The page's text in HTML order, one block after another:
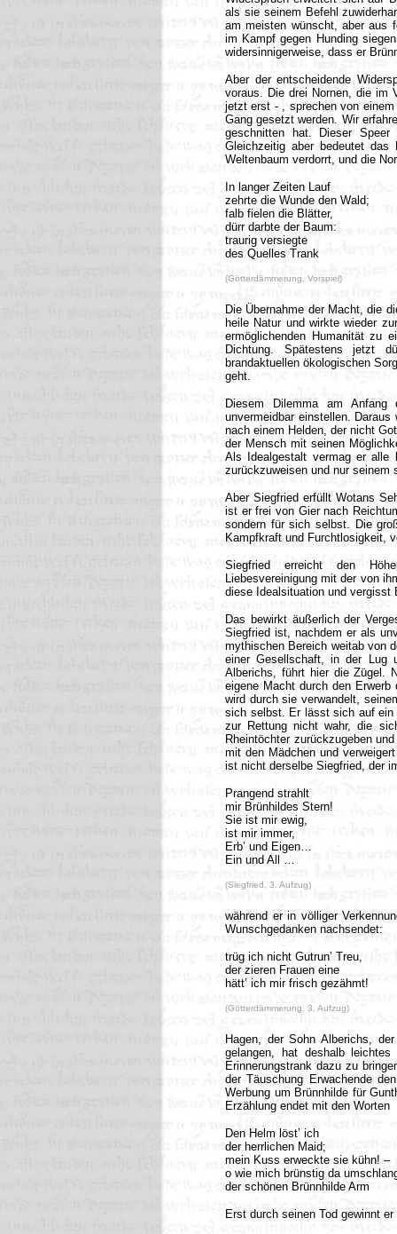
als sie seinem Befehl
am meisten wünscht, aber aus
im Kampf gegen Hunding
widersinnigerweise, dass er
Aber der entscheidende
voraus. Die drei Nornen, die im
jetzt erst - , sprechen von
Gang gesetzt werden. Wir
geschnitten hat. Dieser
Gleichzeitig aber bedeutet
Weltenbaum verdorrt, und die
In langer Zeiten Lauf
zehrte die Wunde den Wald;
falb fielen die Blätter,
dürr darbte der Baum:
traurig versiegte
des Quelles Trank
(Götterdämmerung, Vorspiel)
Die Übernahme der Macht, die
heile Natur und wirkte wieder
ermöglichenden Humanität zu
Dichtung. Spätestens jetzt
brandaktuellen ökologischen
geht.
Diesem Dilemma am
unvermeidbar einstellen.
nach einem Helden, der nicht
der Mensch mit seinen
Als Idealgestalt vermag er alle
zurückzuweisen und nur seinem
Aber Siegfried erfüllt Wotans
ist er frei von Gier nach
sondern für sich selbst. Die
Kampfkraft und Furchtlosigkeit,
Siegfried erreicht den
Liebesvereinigung mit der von
diese Idealsituation und vergisst
Das bewirkt äußerlich der
Siegfried ist, nachdem er als
mythischen Bereich weitab von
einer Gesellschaft, in der Lug
Alberichs, führt hier die Zügel.
eigene Macht durch den
wird durch sie verwandelt,
sich selbst. Er lässt sich auf ein
zur Rettung nicht wahr, die
Rheintöchter zurückzugeben
mit den Mädchen und
ist nicht derselbe Siegfried, der
Prangend strahlt
mir Brünhildes Stern!
Sie ist mir ewig,
ist mir immer,
Erb’ und Eigen…
Ein und All …
(Siegfried, 3. Aufzug)
während er in völliger
Wunschgedanken nachsendet:
trüg ich nicht Gutrun’ Treu,
der zieren Frauen eine
hätt’ ich mir frisch gezähmt!
(Götterdämmerung, 3. Aufzug)
Hagen, der Sohn Alberichs,
gelangen, hat deshalb
Erinnerungstrank dazu zu
der Täuschung Erwachende
Werbung um Brünnhilde für
Erzählung endet mit den Worten
Den Helm löst’ ich
der herrlichen Maid;
mein Kuss erweckte sie kühn! –
o wie mich brünstig da
der schönen Brünnhilde Arm
Erst durch seinen Tod gewinnt